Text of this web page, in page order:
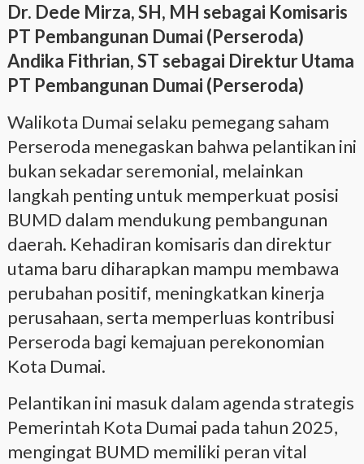
Dr. Dede Mirza, SH, MH sebagai Komisaris
PT Pembangunan Dumai (Perseroda)
Andika Fithrian, ST sebagai Direktur Utama
PT Pembangunan Dumai (Perseroda)
Walikota Dumai selaku pemegang saham
Perseroda menegaskan bahwa pelantikan ini
bukan sekadar seremonial, melainkan
langkah penting untuk memperkuat posisi
BUMD dalam mendukung pembangunan
daerah. Kehadiran komisaris dan direktur
utama baru diharapkan mampu membawa
perubahan positif, meningkatkan kinerja
perusahaan, serta memperluas kontribusi
Perseroda bagi kemajuan perekonomian
Kota Dumai.
Pelantikan ini masuk dalam agenda strategis
Pemerintah Kota Dumai pada tahun 2025,
mengingat BUMD memiliki peran vital